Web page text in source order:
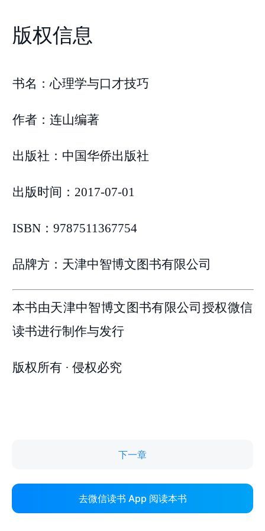
下一章
去微信读书 App 阅读本书